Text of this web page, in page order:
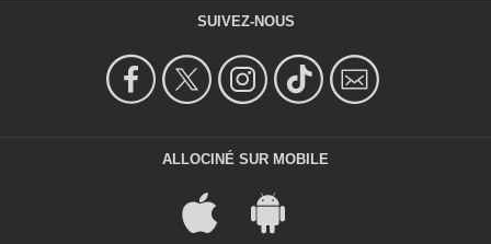
SUIVEZ-NOUS
ALLOCINÉ SUR MOBILE